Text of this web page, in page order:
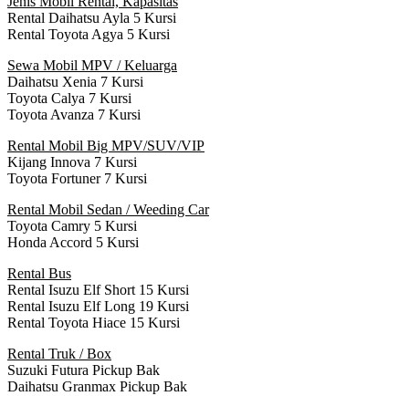
Rental Daihatsu Ayla 5 Kursi
Rental Toyota Agya 5 Kursi
Sewa Mobil MPV / Keluarga
Daihatsu Xenia 7 Kursi
Toyota Calya 7 Kursi
Toyota Avanza 7 Kursi
Rental Mobil Big MPV/SUV/VIP
Kijang Innova 7 Kursi
Toyota Fortuner 7 Kursi
Rental Mobil Sedan / Weeding Car
Toyota Camry 5 Kursi
Honda Accord 5 Kursi
Rental Bus
Rental Isuzu Elf Short 15 Kursi
Rental Isuzu Elf Long 19 Kursi
Rental Toyota Hiace 15 Kursi
Rental Truk / Box
Suzuki Futura Pickup Bak
Daihatsu Granmax Pickup Bak